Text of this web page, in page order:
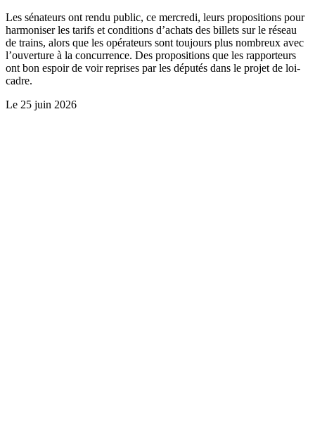
Les sénateurs ont rendu public, ce mercredi, leurs propositions pour
harmoniser les tarifs et conditions d’achats des billets sur le réseau
de trains, alors que les opérateurs sont toujours plus nombreux avec
l’ouverture à la concurrence. Des propositions que les rapporteurs
ont bon espoir de voir reprises par les députés dans le projet de loi-
cadre.
Le 25 juin 2026